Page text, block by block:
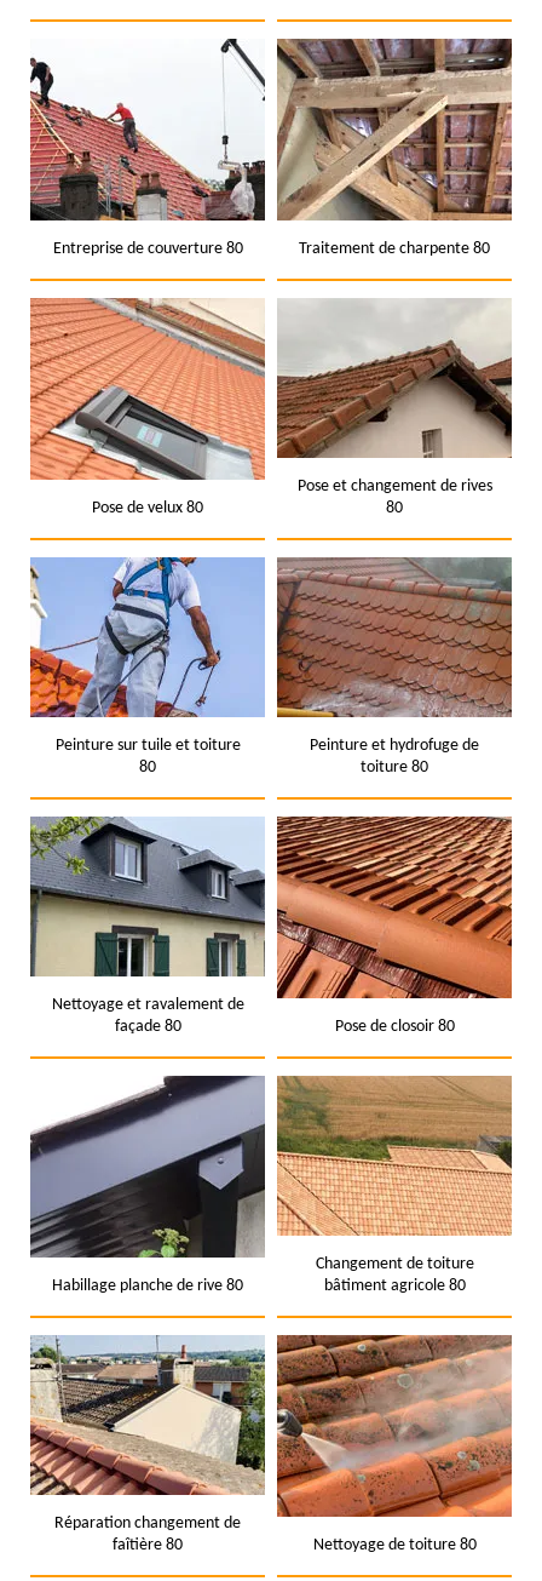
Entreprise de couverture 80 Traitement de charpente 80
Pose de velux 80
Pose et changement de rives
80
Peinture sur tuile et toiture
80
Peinture et hydrofuge de
toiture 80
Nettoyage et ravalement de
façade 80
Pose de closoir 80
Habillage planche de rive 80
Changement de toiture
bâtiment agricole 80
Réparation changement de
faîtière 80
Nettoyage de toiture 80